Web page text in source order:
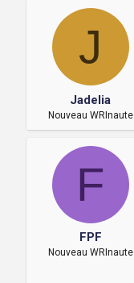
J
Jadelia
Nouveau WRInaute
F
FPF
Nouveau WRInaute